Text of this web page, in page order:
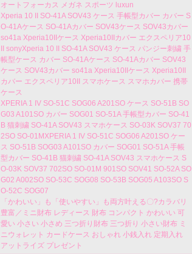
オートフォーカス メガネ スポーツ luxun
Xperia 10 II SO-41A SOV43 ケース 手帳型カバー カバー S
O-41Aケース SO-41Aカバー SOV43ケース SOV43カバー
so41a Xperia10IIケース Xperia10IIカバー エクスペリア10
II sonyXperia 10 II SO-41A SOV43 ケース パンジー刺繍 手
帳型ケース カバー SO-41Aケース SO-41Aカバー SOV43
ケース SOV43カバー so41a Xperia10IIケース Xperia10II
カバー エクスペリア10II スマホケース スマホカバー 携帯
ケース
XPERIA 1 IV SO-51C SOG06 A201SO ケース SO-51B SO
G03 A101SO カバー SOG01 SO-51A 手帳型カバー SO-41
B 猫刺繍 SO-41A SOV43 スマホケース SO-03K SOV37 70
2SO SO-01MXPERIA 1 IV SO-51C SOG06 A201SO ケー
ス SO-51B SOG03 A101SO カバー SOG01 SO-51A 手帳
型カバー SO-41B 猫刺繍 SO-41A SOV43 スマホケース S
O-03K SOV37 702SO SO-01M 901SO SOV41 SO-52A SO
G02 A002SO SO-53C SOG08 SO-53B SOG05 A103SO S
O-52C SOG07
「かわいい」も「使いやすい」も両方叶える〇?カラバリ
豊富／ミニ財布 レディース 財布 コンパクト かわいい 可
愛い 小さい 小さめ 三つ折り財布 三つ折り 小さい財布 ミ
ニウォレット カードケース おしゃれ 小銭入れ 定期入れ
アットライズ プレゼント